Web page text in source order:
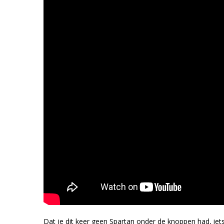
Dat je dit keer geen Spartan onder de knoppen had,